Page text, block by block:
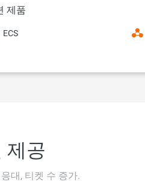
제품
ECS
제공
대, 티켓 수 증가.